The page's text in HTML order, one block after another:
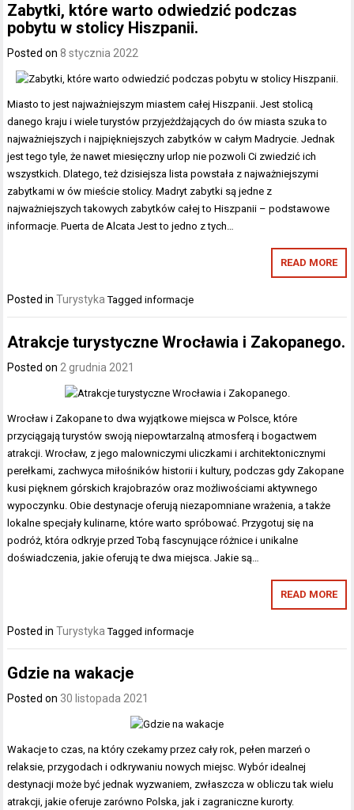
Zabytki, które warto odwiedzić podczas
pobytu w stolicy Hiszpanii.
Posted on 8 stycznia 2022
Miasto to jest najważniejszym miastem całej Hiszpanii. Jest stolicą
danego kraju i wiele turystów przyjeżdżających do ów miasta szuka to
najważniejszych i najpiękniejszych zabytków w całym Madrycie. Jednak
jest tego tyle, że nawet miesięczny urlop nie pozwoli Ci zwiedzić ich
wszystkich. Dlatego, też dzisiejsza lista powstała z najważniejszymi
zabytkami w ów mieście stolicy. Madryt zabytki są jedne z
najważniejszych takowych zabytków całej to Hiszpanii – podstawowe
informacje. Puerta de Alcata Jest to jedno z tych…
READ MORE
Posted inTurystyka Taggedinformacje
Atrakcje turystyczne Wrocławia i Zakopanego.
Posted on 2 grudnia 2021
Wrocław i Zakopane to dwa wyjątkowe miejsca w Polsce, które
przyciągają turystów swoją niepowtarzalną atmosferą i bogactwem
atrakcji. Wrocław, z jego malowniczymi uliczkami i architektonicznymi
perełkami, zachwyca miłośników historii i kultury, podczas gdy Zakopane
kusi pięknem górskich krajobrazów oraz możliwościami aktywnego
wypoczynku. Obie destynacje oferują niezapomniane wrażenia, a także
lokalne specjały kulinarne, które warto spróbować. Przygotuj się na
podróż, która odkryje przed Tobą fascynujące różnice i unikalne
doświadczenia, jakie oferują te dwa miejsca. Jakie są…
READ MORE
Posted inTurystyka Taggedinformacje
Gdzie na wakacje
Posted on 30 listopada 2021
Wakacje to czas, na który czekamy przez cały rok, pełen marzeń o
relaksie, przygodach i odkrywaniu nowych miejsc. Wybór idealnej
destynacji może być jednak wyzwaniem, zwłaszcza w obliczu tak wielu
atrakcji, jakie oferuje zarówno Polska, jak i zagraniczne kurorty.